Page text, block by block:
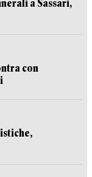
a Sassari,
con